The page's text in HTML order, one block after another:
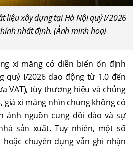
liệu xây dựng tại Hà Nội quý I/2026
nhất định. (Ảnh minh hoạ)
xi măng có diễn biến ổn định
quý I/2026 dao động từ 1,0 đến
VAT), tùy thương hiệu và chủng
giá xi măng nhìn chung không có
ánh nguồn cung dồi dào và sự
sản xuất. Tuy nhiên, một số
chuyên dụng vẫn ghi nhận